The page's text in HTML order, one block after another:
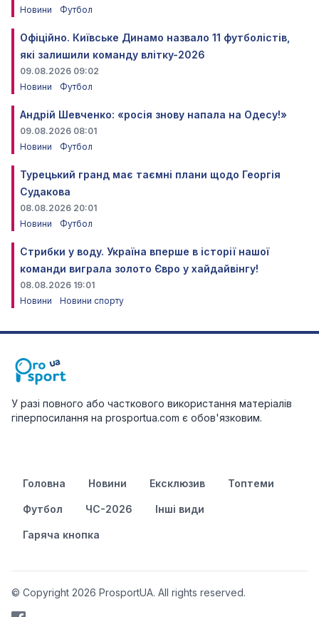
Новини
Футбол
Офіційно. Київське Динамо назвало 11 футболістів,
які залишили команду влітку-2026
09.08.2026 09:02
Новини
Футбол
Андрій Шевченко: «росія знову напала на Одесу!»
09.08.2026 08:01
Новини
Футбол
Турецький гранд має таємні плани щодо Георгія
Судакова
08.08.2026 20:01
Новини
Футбол
Стрибки у воду. Україна вперше в історії нашої
команди виграла золото Євро у хайдайвінгу!
08.08.2026 19:01
Новини
Новини спорту
У разі повного або часткового використання матеріалів
гіперпосилання на prosportua.com є обов'язковим.
Головна Новини Ексклюзив Топтеми
Футбол ЧС-2026 Інші види
Гаряча кнопка
© Copyright 2026 ProsportUA. All rights reserved.